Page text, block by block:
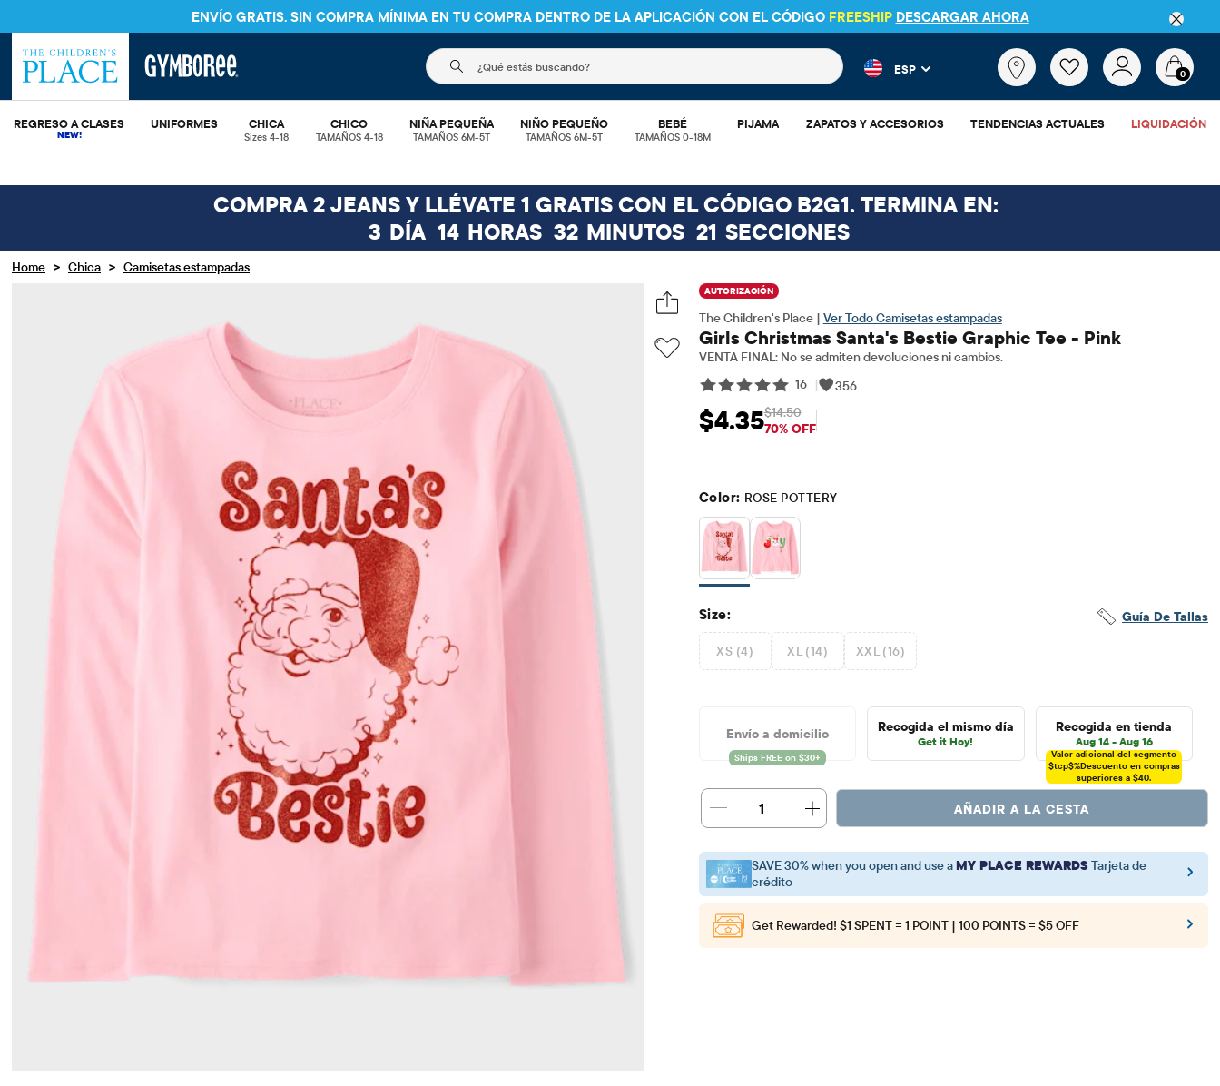
ENVÍO GRATIS. SIN COMPRA MÍNIMA EN TU COMPRA DENTRO DE LA APLICACIÓN CON EL CÓDIGO FREESHIP DESCARGAR AHORA
El siguiente campo de búsqueda filtra las búsquedas más populares y los resultados de productos a medida que
¿Qué
estás
ESP 0
REGRESO A CLASES UNIFORMES CHICA
Sizes 4-18
CHICO
TAMAÑOS 4-18
NIÑA PEQUEÑA
TAMAÑOS 6M-5T
NIÑO PEQUEÑO
TAMAÑOS 6M-5T
BEBÉ
TAMAÑOS 0-18M
PIJAMA ZAPATOS Y ACCESORIOS TENDENCIAS ACTUALES LIQUIDACIÓN
COMPRA 2 JEANS Y LLÉVATE 1 GRATIS CON EL CÓDIGO B2G1. TERMINA EN:
3 DÍA 14 HORAS 32 MINUTOS 21 SECCIONES
Home > Chica > Camisetas estampadas
AUTORIZACIÓN
The Children's Place | Ver Todo Camisetas estampadas
Girls Christmas Santa's Bestie Graphic Tee - Pink
VENTA FINAL: No se admiten devoluciones ni cambios.
16 | 356
Precio de venta: $4.35
$4.35 Precio original: $14.5
$14.50
70% OFF
Color: ROSE POTTERY
Guía De Tallas
Size:
XS (4) XL (14) XXL (16)
Envío a domicilio Recogida el mismo día
Get it Hoy!
Recogida en tienda
Aug 14 - Aug 16
Valor adicional del segmento
$tcp$%Descuento en compras
superiores a $40.
1 AÑADIR A LA CESTA
SAVE 30% when you open and use aMY PLACE REWARDSTarjeta de
crédito
Get Rewarded! $1 SPENT = 1 POINT | 100 POINTS = $5 OFF